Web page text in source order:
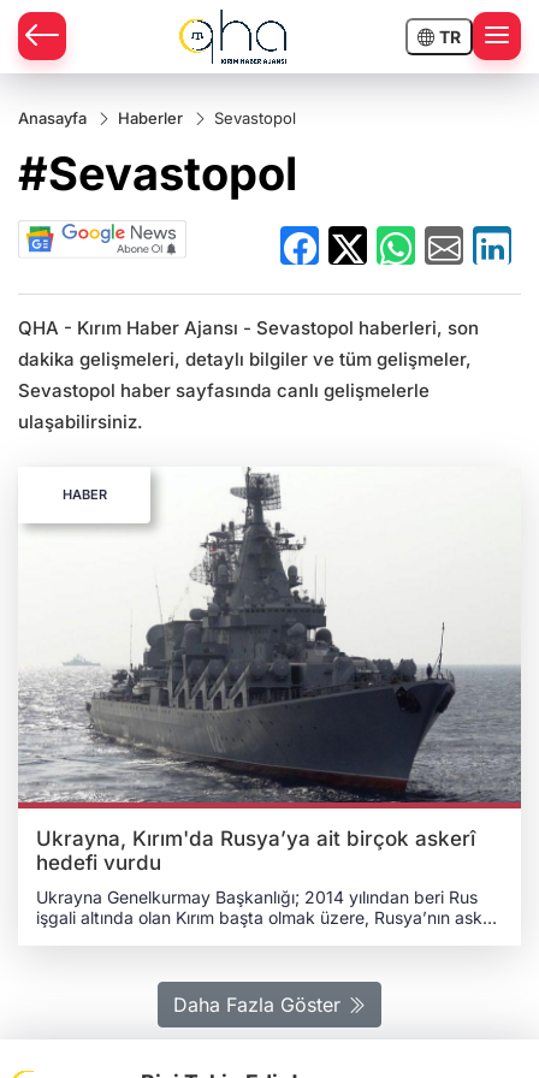
TR
Anasayfa Haberler Sevastopol
#Sevastopol
QHA - Kırım Haber Ajansı - Sevastopol haberleri, son
dakika gelişmeleri, detaylı bilgiler ve tüm gelişmeler,
Sevastopol haber sayfasında canlı gelişmelerle
ulaşabilirsiniz.
HABER
Ukrayna, Kırım'da Rusya’ya ait birçok askerî
hedefi vurdu
Ukrayna Genelkurmay Başkanlığı; 2014 yılından beri Rus
işgali altında olan Kırım başta olmak üzere, Rusya’nın askerî
Başkanlığının resmî sosyal medya hesabından 22 Nisan
2026 tarihinde yayımlanan açıklamaya göre 21 Nisan’da ve
21 Nisan’ı 22 Nisan’a bağlayan gece Ukrayna Silahlı
Kuvvetleri birimleri, Rusya’ya ait çeşitli askerî hedeflere
Daha Fazla Göster